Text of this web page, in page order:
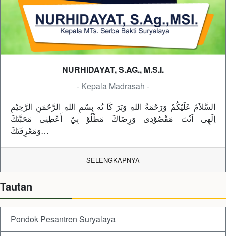
NURHIDAYAT, S.AG., M.S.I.
- Kepala Madrasah -
السَّلاَمُ عَلَيْكُمْ وَرَحْمَةُ اللهِ وَبَرَ كَا تُه بِسْمِ اللهِ الرَّحْمَنِ الرَّحِيْمِ
اِلَهِى اَنْتَ مَقْصُوْدِى وَرِضَاكَ مَطْلُوْ بِيْ أَعْطِنِى مَحَبَّتَكَ
وَمَعْرِفَتَكَ…
SELENGKAPNYA
Tautan
Pondok Pesantren Suryalaya